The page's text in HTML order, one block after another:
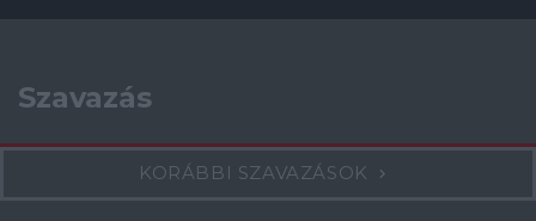
Szavazás
KORÁBBI SZAVAZÁSOK